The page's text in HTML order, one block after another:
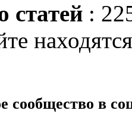
статей :
сообщество в